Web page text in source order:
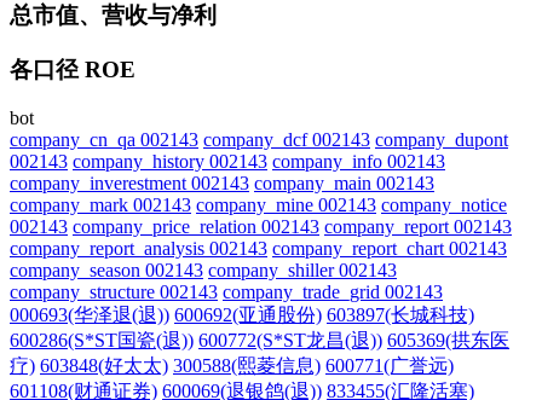
总市值、营收与净利
各口径 ROE
bot
company_cn_qa 002143 company_dcf 002143 company_dupont
002143 company_history 002143 company_info 002143
company_inverestment 002143 company_main 002143
company_mark 002143 company_mine 002143 company_notice
002143 company_price_relation 002143 company_report 002143
company_report_analysis 002143 company_report_chart 002143
company_season 002143 company_shiller 002143
company_structure 002143 company_trade_grid 002143
000693(华泽退(退)) 600692(亚通股份) 603897(长城科技)
600286(S*ST国瓷(退)) 600772(S*ST龙昌(退)) 605369(拱东医
疗) 603848(好太太) 300588(熙菱信息) 600771(广誉远)
601108(财通证券) 600069(退银鸽(退)) 833455(汇隆活塞)